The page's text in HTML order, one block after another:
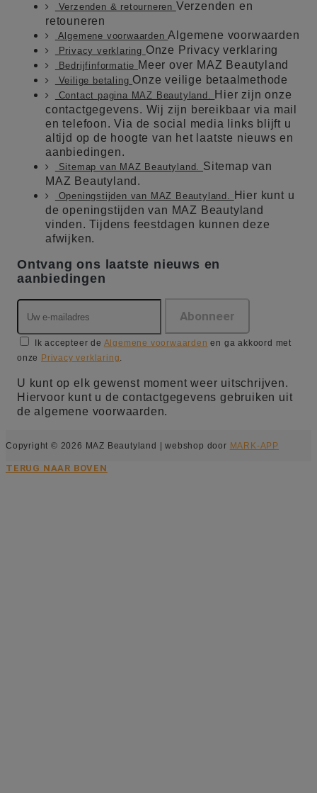
Verzenden & retourneren Verzenden en
retouneren
Algemene voorwaardenAlgemene voorwaarden
Privacy verklaring Onze Privacy verklaring
Bedrijfinformatie Meer over MAZ Beautyland
Veilige betaling Onze veilige betaalmethode
Contact pagina MAZ Beautyland.
Hier zijn onze
contactgegevens. Wij zijn bereikbaar via mail
en telefoon. Via de social media links blijft u
altijd op de hoogte van het laatste nieuws en
aanbiedingen.
Sitemap van MAZ Beautyland. Sitemap van
MAZ Beautyland.
Openingstijden van MAZ Beautyland.
Hier kunt u
de openingstijden van MAZ Beautyland
vinden. Tijdens feestdagen kunnen deze
afwijken.
Ontvang ons laatste nieuws en
aanbiedingen
Ik accepteer de Algemene voorwaarden en ga akkoord met
onze Privacy verklaring.
U kunt op elk gewenst moment weer uitschrijven.
Hiervoor kunt u de contactgegevens gebruiken uit
de algemene voorwaarden.
Copyright © 2026 MAZ Beautyland | webshop door MARK-APP
TERUG NAAR BOVEN